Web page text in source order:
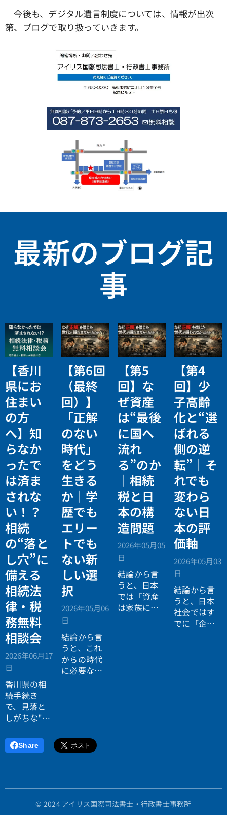
今後も、デジタル遺言制度については、情報が出次
第、ブログで取り扱っていきます。
最新のブログ記
事
【香川
県にお
住まい
の方
へ】知
らなか
ったで
は済ま
されな
い！？
相続
の“落と
し穴”に
備える
相続法
律・税
務無料
相談会
2026年06月17
日
香川県の相
続手続き
で、見落と
しがちな"落
づいていま
すか？登
に、香川県
【第6回
（最終
回）】
「正解
のない
時代」
をどう
生きる
か｜学
歴でも
エリー
トでも
ない新
しい選
択
2026年05月06
日
結論から言
うと、これ
からの時代
に必要なの
です。
【第5
回】な
ぜ資産
は“最後
に国へ
流れ
る”のか
｜相続
税と日
本の構
造問題
2026年05月05
日
結論から言
うと、日本
では「資産
は家族に引
【第4
回】少
子高齢
化と“選
ばれる
側の逆
転”｜そ
れでも
変わら
ない日
本の評
価軸
2026年05月03
日
結論から言
うと、日本
社会ではす
でに「企業
Share
© 2024 アイリス国際司法書士・行政書士事務所